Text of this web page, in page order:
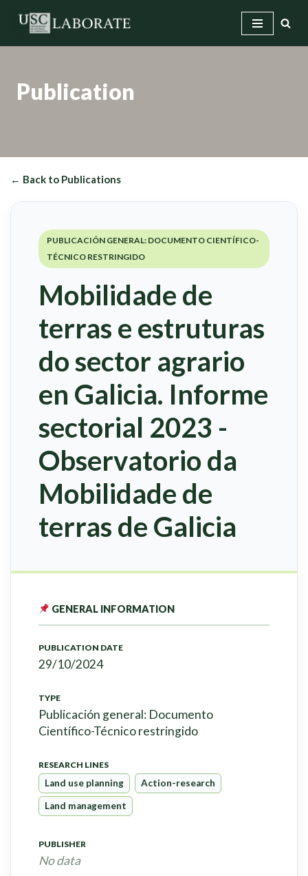
Publication
← Back to Publications
PUBLICACIÓN GENERAL: DOCUMENTO CIENTÍFICO-
TÉCNICO RESTRINGIDO
Mobilidade de
terras e estruturas
do sector agrario
en Galicia. Informe
sectorial 2023 -
Observatorio da
Mobilidade de
terras de Galicia
GENERAL INFORMATION
PUBLICATION DATE
29/10/2024
TYPE
Publicación general: Documento
Científico-Técnico restringido
RESEARCH LINES
Land use planning Action-research
Land management
PUBLISHER
No data